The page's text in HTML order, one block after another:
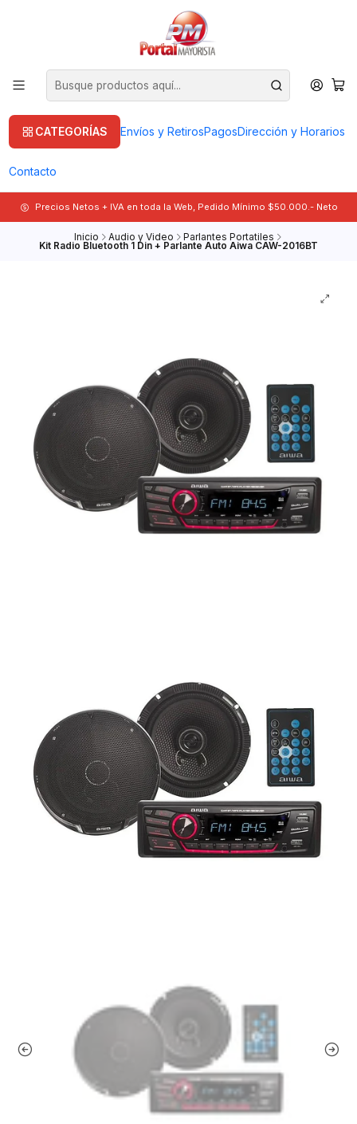
CATEGORÍAS Envíos y RetirosPagosDirección y Horarios
Contacto
Precios Netos + IVA en toda la Web, Pedido Mínimo $50.000.- Neto
Inicio Audio y Video Parlantes Portatiles
Kit Radio Bluetooth 1 Din + Parlante Auto Aiwa CAW-2016BT